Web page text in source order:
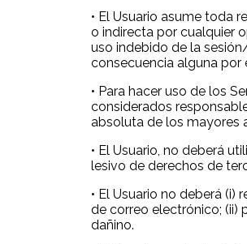
• El Usuario asume toda
o indirecta por cualquier
uso indebido de la
consecuencia alguna por
• Para hacer uso de los
considerados
absoluta de los mayores
• El Usuario, no deberá
lesivo de derechos de
• El Usuario no deberá
de correo electrónico; (ii)
dañino.